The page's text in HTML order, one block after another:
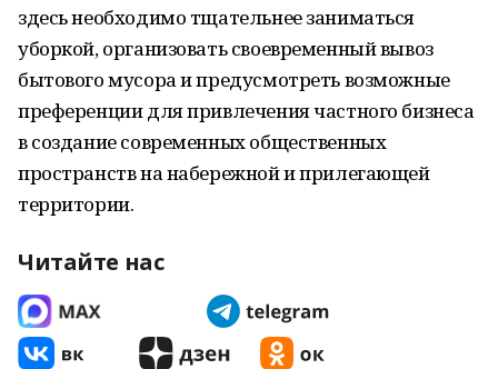
здесь необходимо тщательнее заниматься
уборкой, организовать своевременный вывоз
бытового мусора и предусмотреть возможные
преференции для привлечения частного бизнеса
в создание современных общественных
пространств на набережной и прилегающей
территории.
Читайте нас